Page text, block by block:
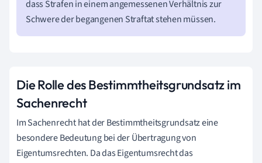
dass Strafen in einem angemessenen Verhältnis zur
Schwere der begangenen Straftat stehen müssen.
Die Rolle des Bestimmtheitsgrundsatz im
Sachenrecht
Im Sachenrecht hat der Bestimmtheitsgrundsatz eine
besondere Bedeutung bei der Übertragung von
Eigentumsrechten. Da das Eigentumsrecht das